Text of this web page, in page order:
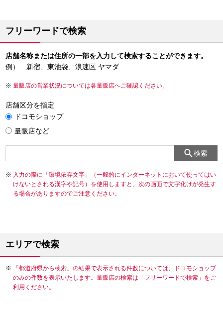
フリーワードで検索
店舗名称または住所の一部を入力して検索することができます。
例） 新宿、東池袋、浪速区 ヤマダ
量販店の営業状況については各量販店へご確認ください。
店舗区分を指定
ドコモショップ
量販店など
検索
入力の際に「環境依存文字」（一般的にインターネットにおいて使ってはい
けないとされる漢字や記号）を使用しますと、次の画面で文字化けが発生す
る場合がありますのでご注意ください。
エリアで検索
「都道府県から検索」の結果で表示される件数については、ドコモショップ
のみの件数を表示いたします。量販店の検索は「フリーワードで検索」をご
利用ください。